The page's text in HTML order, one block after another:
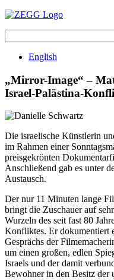
English
„Mirror-Image“ –
Israel-Palästina-
Die israelische Künstlerin
im Rahmen einer
preisgekrönten
Anschließend gab es unter
Austausch.
Der nur 11 Minuten lange
bringt die Zuschauer auf
Wurzeln des seit fast 80
Konfliktes. Er dokumentiert
Gesprächs der
um einen großen, edlen
Israels und der damit
Bewohner in den Besitz der